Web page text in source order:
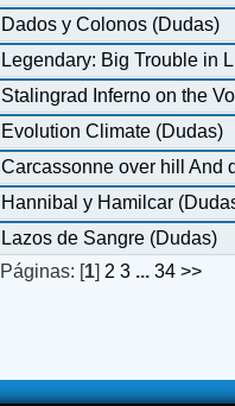
Dados y Colonos (Dudas)
Legendary: Big Trouble in
Stalingrad Inferno on the
Evolution Climate (Dudas)
Carcassonne over hill And
Hannibal y Hamilcar
Lazos de Sangre (Dudas)
Páginas: [1] 2 3 ...34 >>